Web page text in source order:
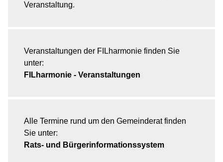
Veranstaltung.
Veranstaltungen der FILharmonie finden Sie
unter:
FILharmonie - Veranstaltungen
Alle Termine rund um den Gemeinderat finden
Sie unter:
Rats- und Bürgerinformationssystem